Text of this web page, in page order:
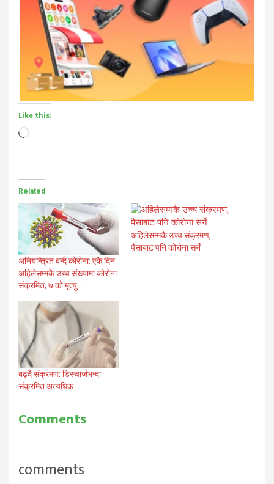
Like this:
Loading…
Related
अनियन्त्रित बन्दै कोरोना: एकै दिन
अहिलेसम्मकै उच्च संख्यामा कोरोना
संक्रमित, ७ को मृत्यु …
अहिलेसम्मकै उच्च संक्रमण,
पैसाबाट पनि कोरोना सर्ने
बढ्दै संक्रमण: डिस्चार्जभन्दा
संक्रमित अत्यधिक
Comments
comments